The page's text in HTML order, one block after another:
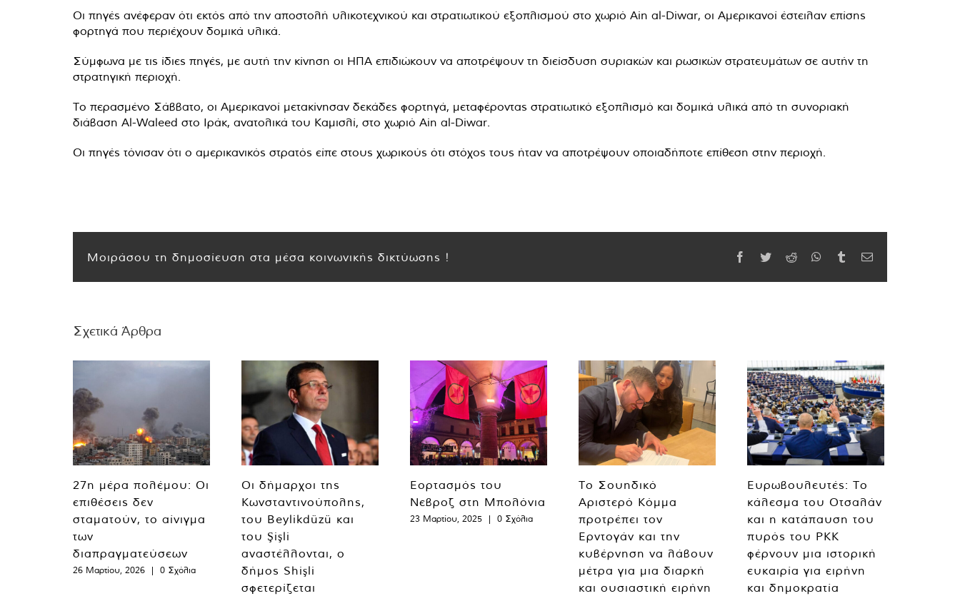
Οι πηγές ανέφεραν ότι εκτός από την αποστολή υλικοτεχνικού και στρατιωτικού εξοπλισμού στο χωριό Ain al-Diwar, οι Αμερικανοί έστειλαν επίσης
φορτηγά που περιέχουν δομικά υλικά.
Σύμφωνα με τις ίδιες πηγές, με αυτή την κίνηση οι ΗΠΑ επιδιώκουν να αποτρέψουν τη διείσδυση συριακών και ρωσικών στρατευμάτων σε αυτήν τη
στρατηγική περιοχή.
Το περασμένο Σάββατο, οι Αμερικανοί μετακίνησαν δεκάδες φορτηγά, μεταφέροντας στρατιωτικό εξοπλισμό και δομικά υλικά από τη συνοριακή
διάβαση Al-Waleed στο Ιράκ, ανατολικά του Καμισλί, στο χωριό Ain al-Diwar.
Οι πηγές τόνισαν ότι ο αμερικανικός στρατός είπε στους χωρικούς ότι στόχος τους ήταν να αποτρέψουν οποιαδήποτε επίθεση στην περιοχή.
Μοιράσου τη δημοσίευση στα μέσα κοινωνικής δικτύωσης ! Facebook
TwitterReddit WhatsApp
TumblrEmail
Σχετικά Άρθρα
27η μέρα πολέμου: Οι
επιθέσεις δεν
σταματούν, το αίνιγμα
των
διαπραγματεύσεων
26 Μαρτίου, 2026 | 0 Σχόλια
Οι δήμαρχοι της
Κωνσταντινούπολης,
του Beylikdüzü και
του Şişli
αναστέλλονται, ο
δήμος Shişli
σφετερίζεται
Εορτασμός του
Νεβροζ στη Μπολόνια
23 Μαρτίου, 2025 | 0 Σχόλια
Το Σουηδικό
Αριστερό Κόμμα
προτρέπει τον
Ερντογάν και την
κυβέρνηση να λάβουν
μέτρα για μια διαρκή
και ουσιαστική ειρήνη
Ευρωβουλευτές: Το
κάλεσμα του Οτσαλάν
και η κατάπαυση του
πυρός του PKK
φέρνουν μια ιστορική
ευκαιρία για ειρήνη
και δημοκρατία